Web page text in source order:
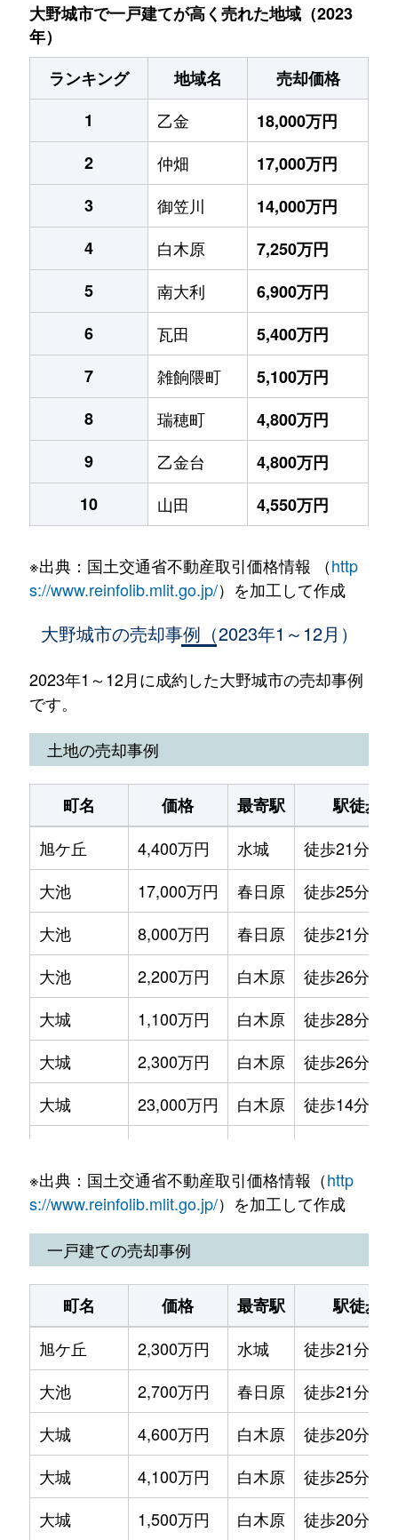
大野城市で一戸建てが高く売れた地域（2023
年）
ランキング
地域名
売却価格
1
乙金
18,000万円
2
仲畑
17,000万円
3
御笠川
14,000万円
4
白木原
7,250万円
5
南大利
6,900万円
6
瓦田
5,400万円
7
雑餉隈町
5,100万円
8
瑞穂町
4,800万円
9
乙金台
4,800万円
10
山田 4,550万円
※出典：国土交通省不動産取引価格情報 （http
s://www.reinfolib.mlit.go.jp/）を加工して作成
大野城市の売却事例（2023年1～12月）
2023年1～12月に成約した大野城市の売却事例
です。
土地の売却事例
町名 価格 最寄駅
駅徒歩
旭ケ丘
4,400万円 水城
徒歩21分
大池
17,000万円 春日原
徒歩25分
大池
8,000万円 春日原
徒歩21分
大池
2,200万円 白木原
徒歩26分
大城
1,100万円 白木原
徒歩28分
大城
2,300万円 白木原
徒歩26分
大城
23,000万円 白木原
徒歩14分
乙金台
1,500万円 白木原
徒歩25分
乙金台
2,600万円 白木原
徒歩20分
乙金台
2,400万円 白木原
徒歩24分
乙金台
2,500万円 白木原
徒歩21分
乙金東
1,900万円 春日原
徒歩45分
乙金東
2,100万円 春日原
徒歩45分
乙金東
1,600万円 春日原
徒歩45分
大字上大利
110万円 大野城
徒歩26分
大字上大利
150万円 大野城 徒歩45分
※出典：国土交通省不動産取引価格情報（http
s://www.reinfolib.mlit.go.jp/）を加工して作成
一戸建ての売却事例
町名 価格 最寄駅
駅徒歩
旭ケ丘
2,300万円 水城
徒歩21分
大池
2,700万円 春日原
徒歩21分
大城
4,600万円 白木原
徒歩20分
大城
4,100万円 白木原
徒歩25分
大城
1,500万円 白木原 徒歩20分